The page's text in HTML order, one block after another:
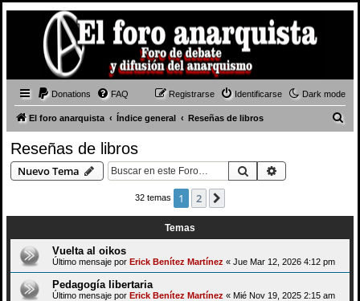
Dark mode
Donations FAQ Identificarse
Registrarse
El foro anarquista Índice general Reseñas de libros
Reseñas de libros
Nuevo Tema Buscar
32 temas 1 2
Temas
Vuelta al oikos
Último mensaje por Erick Benítez Martínez « Jue Mar 12, 2026 4:12 pm
Pedagogía libertaria
Último mensaje por Erick Benítez Martínez « Mié Nov 19, 2025 2:15 am